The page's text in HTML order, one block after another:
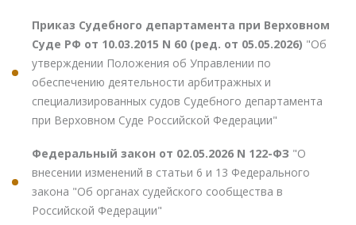
Приказ Судебного департамента при Верховном
Суде РФ от 10.03.2015 N 60 (ред. от 05.05.2026) "Об
утверждении Положения об Управлении по
обеспечению деятельности арбитражных и
специализированных судов Судебного департамента
при Верховном Суде Российской Федерации"
Федеральный закон от 02.05.2026 N 122-ФЗ "О
внесении изменений в статьи 6 и 13 Федерального
закона "Об органах судейского сообщества в
Российской Федерации"